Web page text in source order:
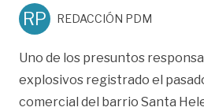
RP REDACCIÓN PDM
Uno de los presuntos
explosivos registrado el
comercial del barrio Santa